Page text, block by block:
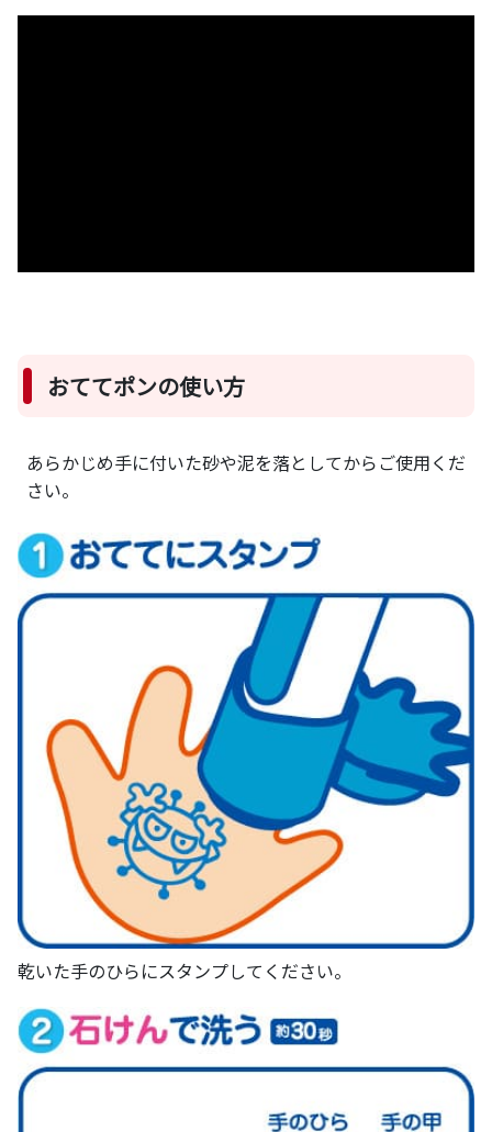
おててポンの使い方
あらかじめ手に付いた砂や泥を落としてからご使用くだ
さい。
乾いた手のひらにスタンプしてください。